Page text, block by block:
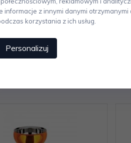
LOVE to wyjątkowy produkt, który z
informacje z innymi danymi otrzymanymi
korzystania z ich usług.
Personalizuj